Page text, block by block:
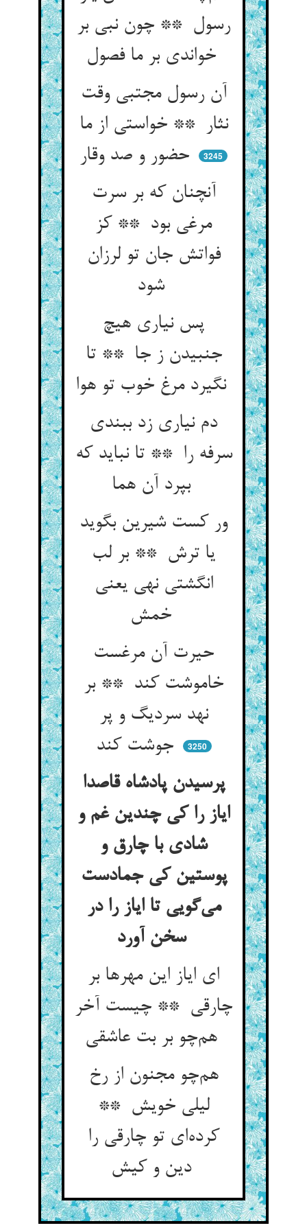
رسول ** چون نبی بر
خواندی بر ما فصول
آن رسول مجتبی وقت
نثار ** خواستی از ما
3245
آنچنان که بر سرت
مرغی بود ** کز
فواتش جان تو لرزان
شود
پس نیاری هیچ
جنبیدن ز جا ** تا
نگیرد مرغ خوب تو هوا
دم نیاری زد ببندی
سرفه را ** تا نباید که
بپرد آن هما
ور کست شیرین بگوید
یا ترش ** بر لب
انگشتی نهی یعنی
حیرت آن مرغست
خاموشت کند ** بر
نهد سردیگ و پر
جوشت کند
3250
پرسیدن پادشاه قاصدا
ایاز را کی چندین غم و
شادی با چارق و
پوستین کی جمادست
می‌گویی تا ایاز را در
سخن آورد
ای ایاز این مهرها بر
چارقی ** چیست آخر
هم‌چو بر بت عاشقی
هم‌چو مجنون از رخ
لیلی خویش **
کرده‌ای تو چارقی را
دین و کیش